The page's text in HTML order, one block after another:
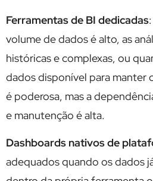
Ferramentas de BI dedicadas
volume de dados é alto, as
históricas e complexas, ou
dados disponível para manter
é poderosa, mas a
e manutenção é alta.
Dashboards nativos de
adequados quando os dados